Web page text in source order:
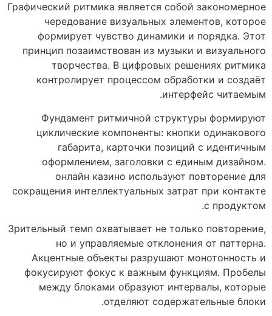
Графический ритмика является собой закономерное
чередование визуальных элементов, которое
формирует чувство динамики и порядка. Этот
принцип позаимствован из музыки и визуального
творчества. В цифровых решениях ритмика
контролирует процессом обработки и создаёт
интерфейс читаемым.
Фундамент ритмичной структуры формируют
циклические компоненты: кнопки одинакового
габарита, карточки позиций с идентичным
оформлением, заголовки с единым дизайном.
онлайн казино используют повторение для
сокращения интеллектуальных затрат при контакте
с продуктом.
Зрительный темп охватывает не только повторение,
но и управляемые отклонения от паттерна.
Акцентные объекты разрушают монотонность и
фокусируют фокус к важным функциям. Пробелы
между блоками образуют интервалы, которые
отделяют содержательные блоки.